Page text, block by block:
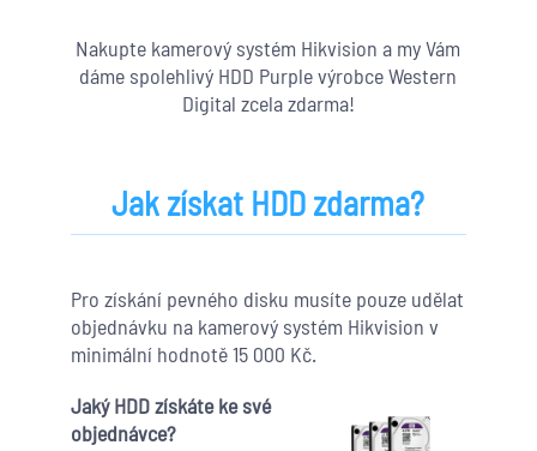
Nakupte kamerový systém Hikvision a my Vám
dáme spolehlivý HDD Purple výrobce Western
Digital zcela zdarma!
Jak získat HDD zdarma?
Pro získání pevného disku musíte pouze udělat
objednávku na kamerový systém Hikvision v
minimální hodnotě 15 000 Kč.
Jaký HDD získáte ke své
objednávce?